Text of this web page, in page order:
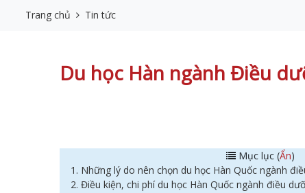
Trang chủ Tin tức
Du học Hàn ngành Điều
Mục lục (Ẩn)
1. Những lý do nên chọn du học Hàn Quốc ngành
2. Điều kiện, chi phí du học Hàn Quốc ngành điều